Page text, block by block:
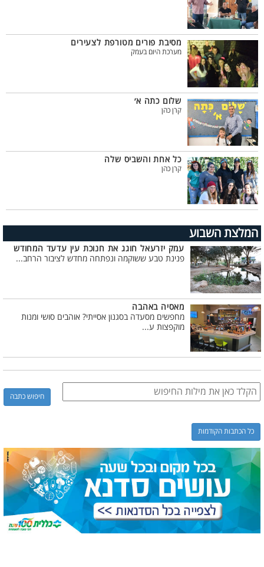
מסיבת פורים מטורפת לצעירים
מערכת היום בעמק
שלום כתה א׳
קרן כהן
כל אחת והשביס שלה
קרן כהן
המלצת השבוע
עמק יזרעאל חוגג את חנוכת עין עדעד המחודש
פנינת טבע ששוקמה ונפתחה מחדש לציבור הרחב...
מאסיה באהבה
מחפשים מסעדה בסגנון אסייתי? אוהבים סושי ומנות
מוקפצות ע...
כל הכתבות הקודמות